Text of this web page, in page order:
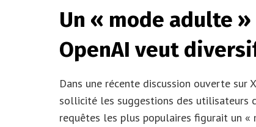
Un « mode adulte
OpenAI veut
Dans une récente discussion ouverte sur
sollicité les suggestions des utilisateurs
requêtes les plus populaires figurait un